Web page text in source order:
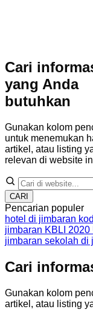
Cari
yang Anda
butuhkan
Gunakan kolom
untuk menemukan
artikel, atau listing
relevan di website
CARI
Pencarian populer
hotel di jimbaran
jimbaran KBLI 2020
jimbaran sekolah di
Cari
Gunakan kolom
artikel, atau listing